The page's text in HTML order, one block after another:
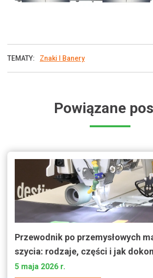
TEMATY: Znaki I Banery
Powiązane
Przewodnik po przemysłowych
szycia: rodzaje, części i jak
5 maja 2026 r.